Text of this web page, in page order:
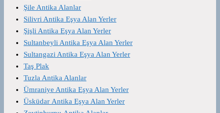
Şile Antika Alanlar
Silivri Antika Eşya Alan Yerler
Şişli Antika Eşya Alan Yerler
Sultanbeyli Antika Eşya Alan Yerler
Sultangazi Antika Eşya Alan Yerler
Taş Plak
Tuzla Antika Alanlar
Ümraniye Antika Eşya Alan Yerler
Üsküdar Antika Eşya Alan Yerler